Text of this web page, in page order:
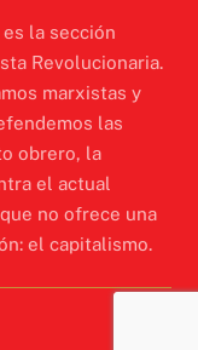
la sección
Revolucionaria.
marxistas y
las
obrero, la
el actual
no ofrece una
el capitalismo.